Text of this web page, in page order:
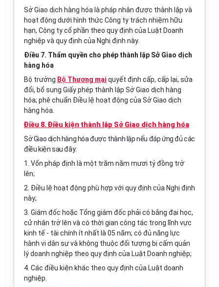
Sở Giao dịch hàng hóa là pháp nhân được thành lập và
hoạt động dưới hình thức Công ty trách nhiệm hữu
hạn, Công ty cổ phần theo quy định của Luật Doanh
nghiệp và quy định của Nghị định này.
Điều 7. Thẩm quyền cho phép thành lập Sở Giao dịch
hàng hóa
Bộ trưởng Bộ Thương mại quyết định cấp, cấp lại, sửa
đổi, bổ sung Giấy phép thành lập Sở Giao dịch hàng
hóa; phê chuẩn Điều lệ hoạt động của Sở Giao dịch
hàng hóa.
Điều 8. Điều kiện thành lập Sở Giao dịch hàng hóa
Sở Giao dịch hàng hóa được thành lập nếu đáp ứng đủ các
điều kiện sau đây:
1. Vốn pháp định là một trăm năm mươi tỷ đồng trở
lên;
2. Điều lệ hoạt động phù hợp với quy định của Nghị định
này;
3. Giám đốc hoặc Tổng giám đốc phải có bằng đại học,
cử nhân trở lên và có thời gian công tác trong lĩnh vực
kinh tế - tài chính ít nhất là 05 năm; có đủ năng lực
hành vi dân sự và không thuộc đối tượng bị cấm quản
lý doanh nghiệp theo quy định của Luật Doanh nghiệp;
4. Các điều kiện khác theo quy định của Luật doanh
nghiệp.